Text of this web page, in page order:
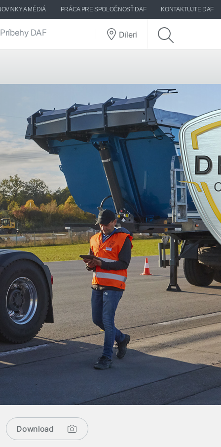
A MÉDIÁ PRÁCA PRE SPOLOČNOSŤ DAF KONTAKTUJTE DAF
Príbehy DAF Díleri
Download